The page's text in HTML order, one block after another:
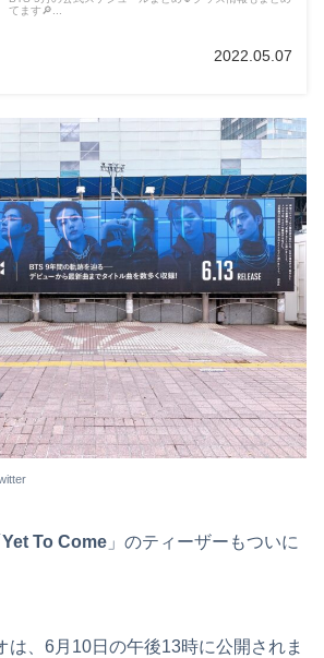
てます🔎...
2022.05.07
Yet To Come 」のティーザーもついに
は、6月10日の午後13時に公開されま